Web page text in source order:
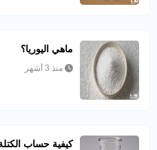
ماهي اليوريا؟
منذ 3 أشهر
كيفية حساب